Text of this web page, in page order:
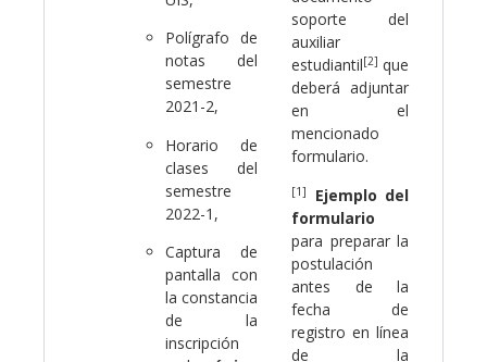
Polígrafo de
notas del
semestre
2021-2,
Horario de
clases del
semestre
2022-1,
Captura de
pantalla con
la constancia
de la
inscripción
soporte del
auxiliar
estudiantil[2] que
deberá adjuntar
en el
mencionado
formulario.
[1]
Ejemplo del
formulario
para preparar la
postulación
antes de la
fecha de
registro en línea
de la